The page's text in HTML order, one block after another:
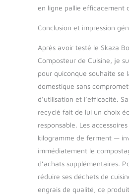
en ligne pallie efficacement
Conclusion et impression
Après avoir testé le Skaza
Composteur de Cuisine, je
pour quiconque souhaite se
domestique sans
d’utilisation et l’efficacité.
recyclé fait de lui un choix
responsable. Les
kilogramme de ferment —
immédiatement le
d’achats supplémentaires.
réduire ses déchets de
engrais de qualité, ce